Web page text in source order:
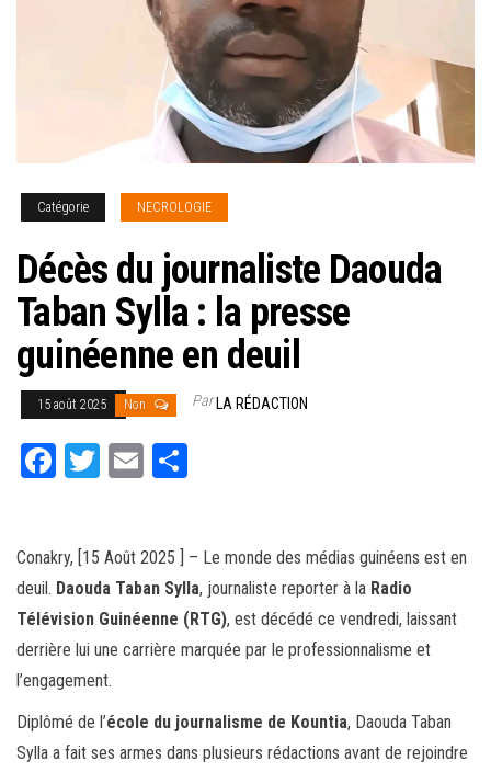
Catégorie NECROLOGIE
Décès du journaliste Daouda
Taban Sylla : la presse
guinéenne en deuil
15 août 2025 Non ParLA RÉDACTION
Fa
ok
T
er
E
er
Conakry, [15 Août 2025 ] – Le monde des médias guinéens est en
deuil. Daouda Taban Sylla, journaliste reporter à la Radio
Télévision Guinéenne (RTG), est décédé ce vendredi, laissant
derrière lui une carrière marquée par le professionnalisme et
l’engagement.
Diplômé de l’école du journalisme de Kountia, Daouda Taban
Sylla a fait ses armes dans plusieurs rédactions avant de rejoindre